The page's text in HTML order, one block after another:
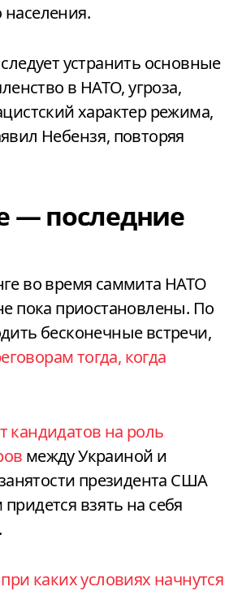
устранить основные
в НАТО, угроза,
характер режима,
Небензя, повторяя
— последние
во время саммита НАТО
пока приостановлены. По
бесконечные встречи,
тогда, когда
кандидатов на роль
между Украиной и
президента США
взять на себя
каких условиях начнутся